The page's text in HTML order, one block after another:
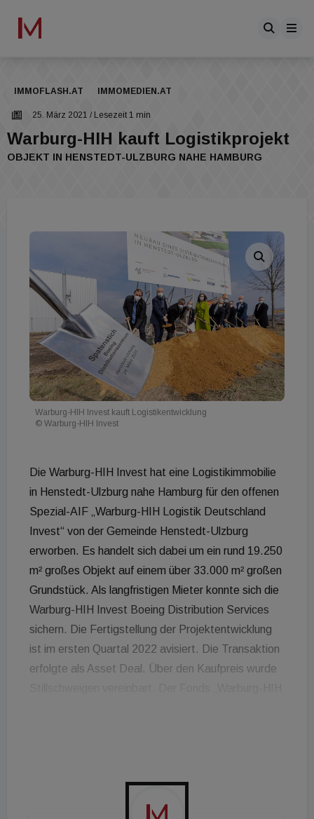
IMMOFLASH.AT IMMOMEDIEN.AT
25. März 2021 / Lesezeit 1 min
Warburg-HIH kauft Logistikprojekt
OBJEKT IN HENSTEDT-ULZBURG NAHE HAMBURG
Warburg-HIH Invest kauft Logistikentwicklung
© Warburg-HIH Invest
Die Warburg-HIH Invest hat eine Logistikimmobilie
in Henstedt-Ulzburg nahe Hamburg für den offenen
Spezial-AIF „Warburg-HIH Logistik Deutschland
Invest“ von der Gemeinde Henstedt-Ulzburg
erworben. Es handelt sich dabei um ein rund 19.250
m² großes Objekt auf einem über 33.000 m² großen
Grundstück. Als langfristigen Mieter konnte sich die
Warburg-HIH Invest Boeing Distribution Services
sichern. Die Fertigstellung der Projektentwicklung
ist im ersten Quartal 2022 avisiert. Die Transaktion
erfolgte als Asset Deal. Über den Kaufpreis wurde
Deutschland Logistik Invest“ soll 500 Millionen Euro
betragen. Das Eigenkapital in Höhe von 275